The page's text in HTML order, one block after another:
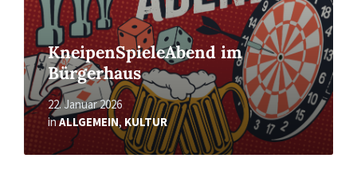
KneipenSpieleAbend im
Bürgerhaus
22. Januar 2026
inALLGEMEIN, KULTUR